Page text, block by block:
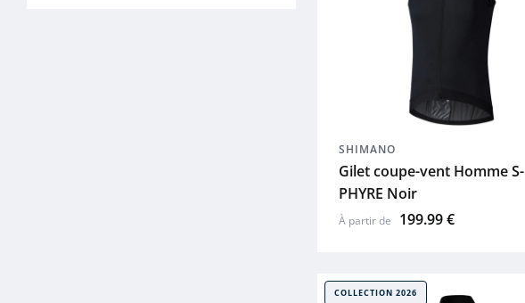
SHIMANO
Gilet coupe-vent Homme S-
PHYRE Noir
À partir de 199.99 €
COLLECTION 2026